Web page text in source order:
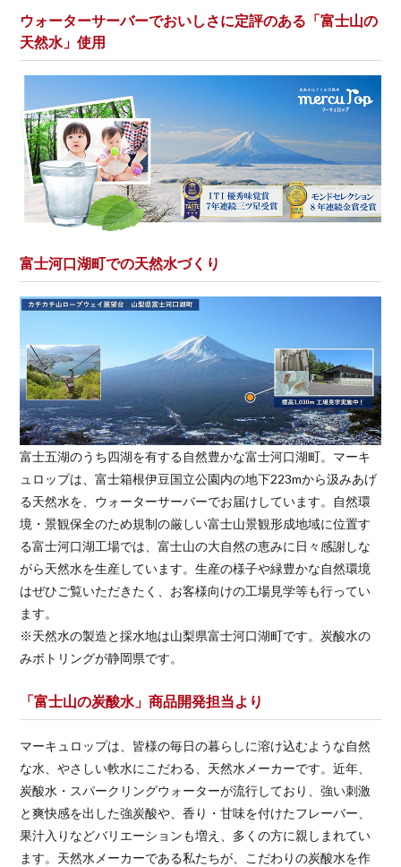
ウォーターサーバーでおいしさに定評のある「富士山の
天然水」使用
富士河口湖町での天然水づくり
富士五湖のうち四湖を有する自然豊かな富士河口湖町。マーキ
ュロップは、富士箱根伊豆国立公園内の地下223mから汲みあげ
る天然水を、ウォーターサーバーでお届けしています。自然環
境・景観保全のため規制の厳しい富士山景観形成地域に位置す
る富士河口湖工場では、富士山の大自然の恵みに日々感謝しな
がら天然水を生産しています。生産の様子や緑豊かな自然環境
はぜひご覧いただきたく、お客様向けの工場見学等も行ってい
ます。
※天然水の製造と採水地は山梨県富士河口湖町です。炭酸水の
みボトリングが静岡県です。
「富士山の炭酸水」商品開発担当より
マーキュロップは、皆様の毎日の暮らしに溶け込むような自然
な水、やさしい軟水にこだわる、天然水メーカーです。近年、
炭酸水・スパークリングウォーターが流行しており、強い刺激
と爽快感を出した強炭酸や、香り・甘味を付けたフレーバー、
果汁入りなどバリエーションも増え、多くの方に親しまれてい
ます。天然水メーカーである私たちが、こだわりの炭酸水を作